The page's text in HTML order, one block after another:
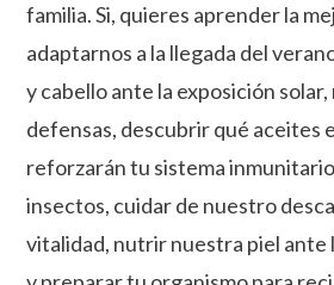
familia. Si, quieres aprender la
adaptarnos a la llegada del
y cabello ante la exposición
defensas, descubrir qué aceites
reforzarán tu sistema
insectos, cuidar de nuestro
vitalidad, nutrir nuestra piel ante